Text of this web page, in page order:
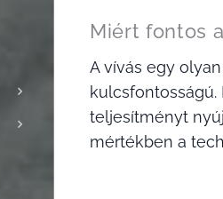
Miért fontos
A vívás egy
teljesítményt
mértékben a